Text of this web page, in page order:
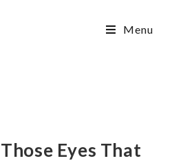
Menu
Eyes That